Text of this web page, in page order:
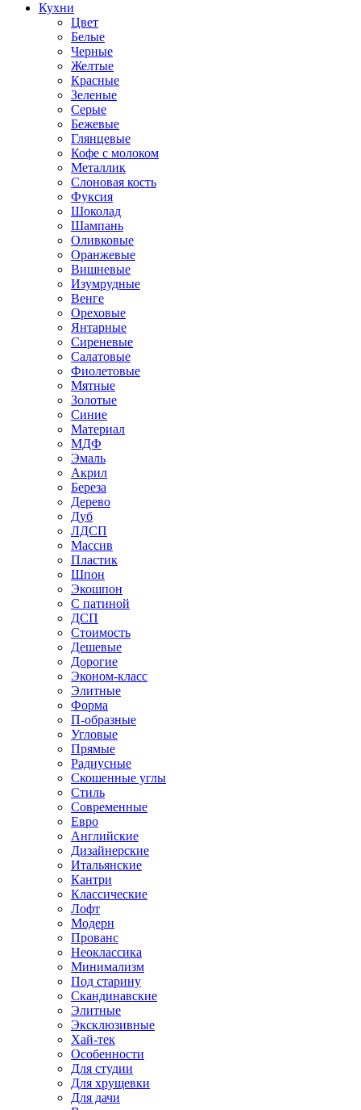
Кухни
Цвет
Белые
Черные
Желтые
Красные
Зеленые
Серые
Бежевые
Глянцевые
Кофе с молоком
Металлик
Слоновая кость
Фуксия
Шоколад
Шампань
Оливковые
Оранжевые
Вишневые
Изумрудные
Венге
Ореховые
Янтарные
Сиреневые
Салатовые
Фиолетовые
Мятные
Золотые
Синие
Материал
МДФ
Эмаль
Акрил
Береза
Дерево
Дуб
ЛДСП
Массив
Пластик
Шпон
Экошпон
С патиной
ДСП
Стоимость
Дешевые
Дорогие
Эконом-класс
Элитные
Форма
П-образные
Угловые
Прямые
Радиусные
Скошенные углы
Стиль
Современные
Евро
Английские
Дизайнерские
Итальянские
Кантри
Классические
Лофт
Модерн
Прованс
Неоклассика
Минимализм
Под старину
Скандинавские
Элитные
Эксклюзивные
Хай-тек
Особенности
Для студии
Для хрущевки
Для дачи